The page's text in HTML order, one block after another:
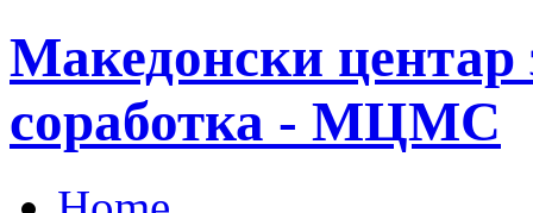
Македонски центар
соработка - МЦМС